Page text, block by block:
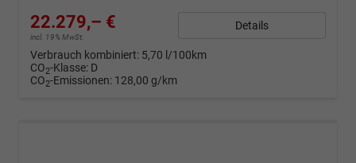
22.279,– €
incl. 19% MwSt.
Details
Verbrauch kombiniert: 5,70 l/100km
CO2-Klasse: D
CO2-Emissionen: 128,00 g/km